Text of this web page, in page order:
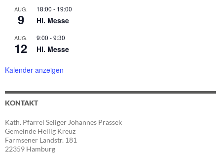
AUG.
9
18:00 - 19:00
Hl. Messe
AUG.
12
9:00 -9:30
Hl. Messe
Kalender anzeigen
KONTAKT
Kath. Pfarrei Seliger Johannes Prassek
Gemeinde Heilig Kreuz
Farmsener Landstr. 181
22359 Hamburg